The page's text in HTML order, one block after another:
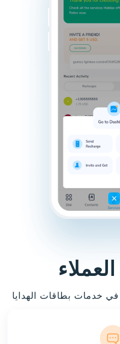
خدمات بطاقات الهدايا